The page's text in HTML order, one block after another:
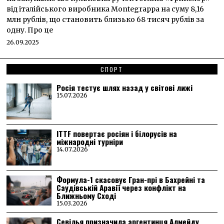
від італійського виробника Montegrappa на суму 8,16
млн рублів, що становить близько 68 тисяч рублів за
одну. Про це
26.09.2025
СПОРТ
Росія тестує шлях назад у світові лижі
15.07.2026
ITTF повертає росіян і білорусів на
міжнародні турніри
14.07.2026
Формула-1 скасовує Гран-прі в Бахрейні та
Саудівській Аравії через конфлікт на
Ближньому Сході
15.03.2026
Севілья призначила аргентинця Алмейду